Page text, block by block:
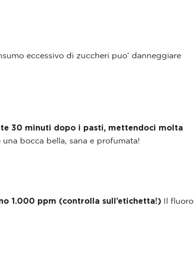
eccessivo di zuccheri puo’ danneggiare
30 minuti dopo i pasti, mettendoci molta
bocca bella, sana e profumata!
1.000 ppm (controlla sull’etichetta!) Il fluoro